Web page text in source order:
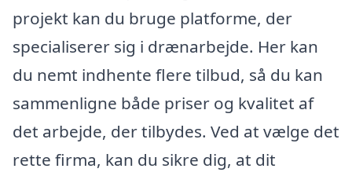
projekt kan du bruge platforme, der
specialiserer sig i drænarbejde. Her kan
du nemt indhente flere tilbud, så du kan
sammenligne både priser og kvalitet af
det arbejde, der tilbydes. Ved at vælge det
rette firma, kan du sikre dig, at dit